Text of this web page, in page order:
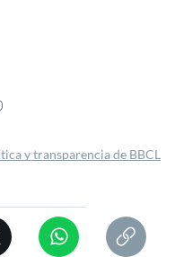
y transparencia de BBCL